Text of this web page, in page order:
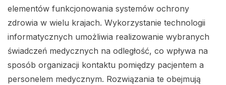
elementów funkcjonowania systemów ochrony
zdrowia w wielu krajach. Wykorzystanie technologii
informatycznych umożliwia realizowanie wybranych
świadczeń medycznych na odległość, co wpływa na
sposób organizacji kontaktu pomiędzy pacjentem a
personelem medycznym. Rozwiązania te obejmują